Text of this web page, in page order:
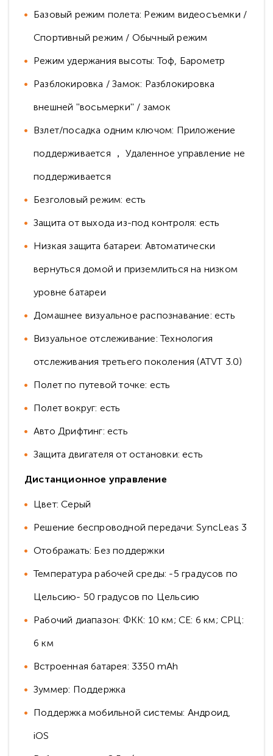
Базовый режим полета: Режим видеосъемки /
Спортивный режим / Обычный режим
Режим удержания высоты: Тоф, Барометр
Разблокировка / Замок: Разблокировка
внешней ''восьмерки'' / замок
Взлет/посадка одним ключом: Приложение
поддерживается ， Удаленное управление не
поддерживается
Безголовый режим: есть
Защита от выхода из-под контроля: есть
Низкая защита батареи: Автоматически
вернуться домой и приземлиться на низком
уровне батареи
Домашнее визуальное распознавание: есть
Визуальное отслеживание: Технология
отслеживания третьего поколения (ATVT 3.0)
Полет по путевой точке: есть
Полет вокруг: есть
Авто Дрифтинг: есть
Защита двигателя от остановки: есть
Дистанционное управление
Цвет: Серый
Решение беспроводной передачи: SyncLeas 3
Отображать: Без поддержки
Температура рабочей среды: -5 градусов по
Цельсию- 50 градусов по Цельсию
Рабочий диапазон: ФКК: 10 км; CE: 6 км; СРЦ:
6 км
Встроенная батарея: 3350 mAh
Зуммер: Поддержка
Поддержка мобильной системы: Андроид,
iOS